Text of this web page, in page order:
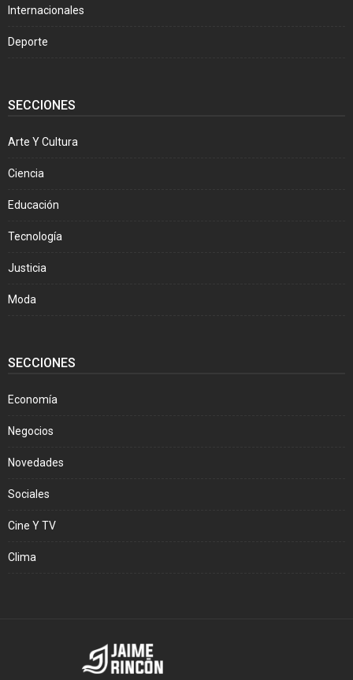
Internacionales
Deporte
SECCIONES
Arte Y Cultura
Ciencia
Educación
Tecnología
Justicia
Moda
SECCIONES
Economía
Negocios
Novedades
Sociales
Cine Y TV
Clima